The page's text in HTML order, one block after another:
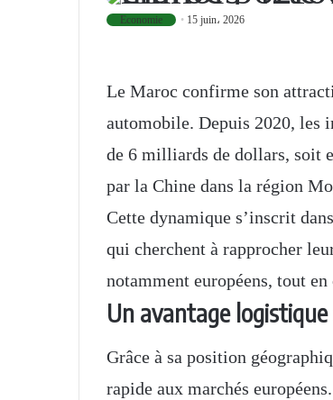
Economie 15 juin، 2026
Le Maroc confirme son
automobile. Depuis 2020, les
de 6 milliards de dollars, soit
par la Chine dans la région
Cette dynamique s’inscrit
qui cherchent à rapprocher
notamment européens, tout
Un avantage
Grâce à sa position
rapide aux marchés